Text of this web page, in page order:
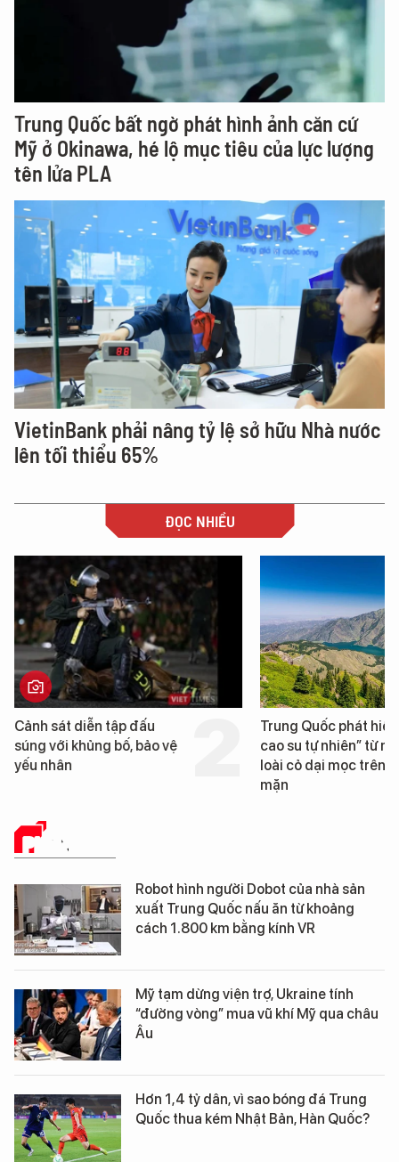
Trung Quốc bất ngờ phát hình ảnh căn cứ
Mỹ ở Okinawa, hé lộ mục tiêu của lực lượng
tên lửa PLA
VietinBank phải nâng tỷ lệ sở hữu Nhà nước
lên tối thiểu 65%
ĐỌC NHIỀU
Trung Quốc phát hiện “mỏ
cao su tự nhiên” từ một
loài cỏ dại mọc trên đất
Loạt dự án bất
Đà Nẵng sắp bị
PHÂN TÍCH
Robot hình người Dobot của nhà sản
xuất Trung Quốc nấu ăn từ khoảng
cách 1.800 km bằng kính VR
Mỹ tạm dừng viện trợ, Ukraine tính
“đường vòng” mua vũ khí Mỹ qua châu
Âu
Hơn 1,4 tỷ dân, vì sao bóng đá Trung
Quốc thua kém Nhật Bản, Hàn Quốc?